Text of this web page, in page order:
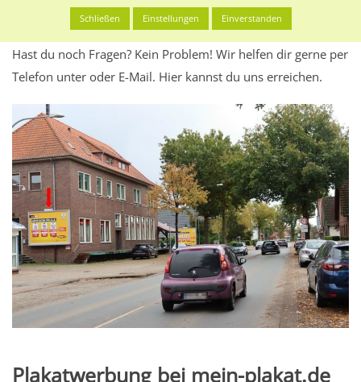
Alles klar? Dann findest du direkt im unteren Teil dieser Seite
Buchungdes Standorts.
Hast du noch Fragen? Kein Problem! Wir helfen dir gerne per
Telefon unter oder E-Mail. Hier kannst du uns erreichen.
Plakatwerbung bei mein-plakat.de
Schließen Einstellungen Einverstanden